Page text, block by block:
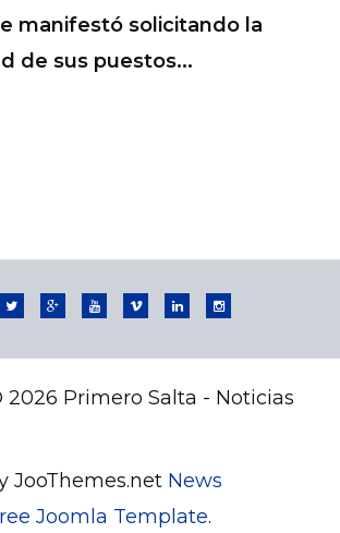
manifestó solicitando la
de sus puestos...
Primero Salta - Noticias
JooThemes.net News
Joomla Template.